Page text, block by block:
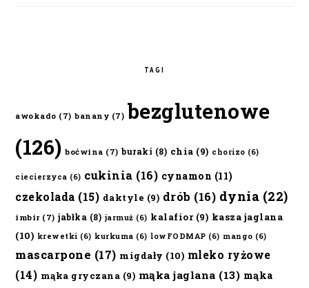
TAGI
awokado (7) banany (7) bezglutenowe
(126) boćwina (7) buraki (8) chia (9) chorizo (6)
ciecierzyca (6) cukinia (16) cynamon (11)
czekolada (15) daktyle (9) drób (16) dynia (22)
imbir (7) jabłka (8) jarmuż (6) kalafior(9) kasza jaglana
(10) krewetki (6) kurkuma (6) lowFODMAP (6) mango (6)
mascarpone (17) migdały (10) mleko ryżowe
(14) mąka gryczana (9) mąka jaglana (13) mąka